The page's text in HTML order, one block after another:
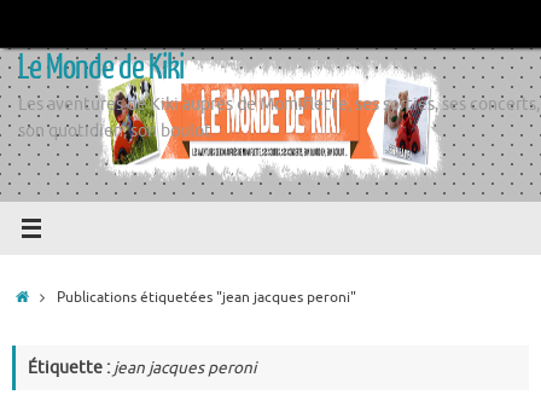
contenu
Le Monde de Kiki
Les aventures de Kiki auprès de Momiflette, ses sorties, ses concerts,
son quotidien, son boulot
AccueilPublications étiquetées "jean jacques peroni"
Étiquette : jean jacques peroni